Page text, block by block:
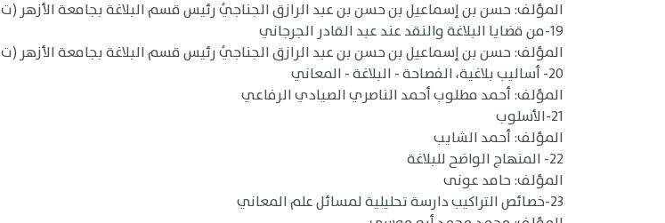
المؤلف: حسن بن إسماعيل بن حسن بن عبد الرازق الجناجيُ رئيس قسم البلاغة بجامعة الأزهر (ت ١٤٢٩ هـ)
19-من قضايا البلاغة والنقد عند عبد القادر الجرجاني
المؤلف: حسن بن إسماعيل بن حسن بن عبد الرازق الجناجيُ رئيس قسم البلاغة بجامعة الأزهر (ت ١٤٢٩ هـ)
20- أساليب بلاغية، الفصاحة - البلاغة - المعاني
المؤلف: أحمد مطلوب أحمد الناصري الصيادي الرفاعي
21-الأسلوب
المؤلف: أحمد الشايب
22- المنهاج الواضح للبلاغة
المؤلف: حامد عونى
23-خصائص التراكيب دارسة تحليلية لمسائل علم المعاني